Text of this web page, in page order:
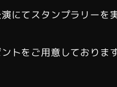
にてスタンプラリーを
トをご用意しております